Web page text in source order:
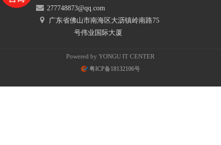
277748873@qq.com
广东省佛山市南海区大沥镇岭南路75
号伟业国际大厦
Powered by YONGU IT CENTER
粤ICP备18132106号